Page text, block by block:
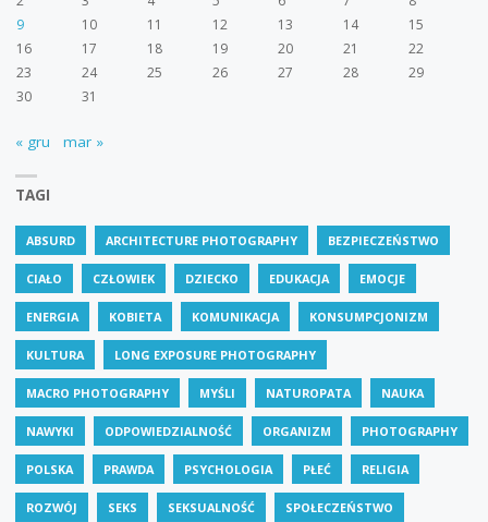
9
10 11 12 13 14
15
16
17 18 19 20 21
22
23
24 25 26 27 28
29
30
31
« gru mar »
TAGI
ABSURD ARCHITECTURE PHOTOGRAPHY BEZPIECZEŃSTWO
CIAŁO CZŁOWIEK DZIECKO EDUKACJA EMOCJE
ENERGIA KOBIETA KOMUNIKACJA KONSUMPCJONIZM
KULTURA LONG EXPOSURE PHOTOGRAPHY
MACRO PHOTOGRAPHY MYŚLI NATUROPATA NAUKA
NAWYKI ODPOWIEDZIALNOŚĆ ORGANIZM PHOTOGRAPHY
POLSKA PRAWDA PSYCHOLOGIA PŁEĆ RELIGIA
ROZWÓJ SEKS SEKSUALNOŚĆ SPOŁECZEŃSTWO